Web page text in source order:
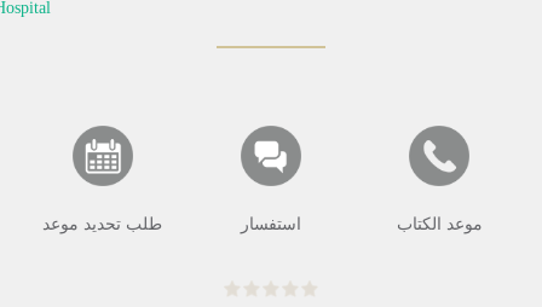
موعد الكتاب استفسار طلب تحديد موعد